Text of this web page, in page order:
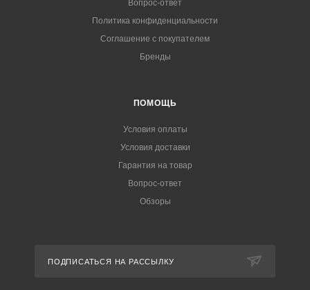
Вопрос-ответ
Политика конфиденциальности
Соглашение с покупателем
Бренды
ПОМОЩЬ
Условия оплаты
Условия доставки
Гарантия на товар
Вопрос-ответ
Обзоры
ПОДПИСАТЬСЯ НА РАССЫЛКУ